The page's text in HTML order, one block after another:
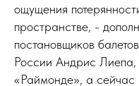
ощущения
пространстве, -
постановщиков
России Андрис
«Раймонде», а сейчас